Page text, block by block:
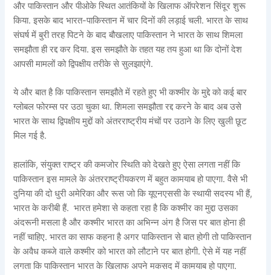
और पाकिस्तान और पीओके स्थित आतंकियों के खिलाफ ऑपरेशन सिंदूर शुरू
किया. इसके बाद भारत-पाकिस्तान में चार दिनों की लड़ाई चली. भारत के साथ
संघर्ष में बुरी तरह पिटने के बाद बौखलाए पाकिस्तान ने भारत के साथ शिमला
समझौता ही रद्द कर दिया. इस समझौते के तहत यह तय हुआ था कि दोनों देश
आपसी मामलों को द्विपक्षीय तरीके से सुलझाएंगे.
ये और बात है कि पाकिस्तान समझौते में रहते हुए भी कश्मीर के मुद्दे को कई बार
ग्लोबल फोरम्स पर उठा चुका था. शिमला समझौता रद्द करने के बाद अब उसे
भारत के साथ द्विपक्षीय मुद्दों को अंतरराष्ट्रीय मंचों पर उठाने के लिए खुली छूट
मिल गई है.
हालांकि, संयुक्त राष्ट्र की कमजोर स्थिति को देखते हुए ऐसा लगता नहीं कि
पाकिस्तान इस मामले के अंतरराष्ट्रीयकरण में बहुत कामयाब हो पाएगा. वैसे भी
दुनिया की दो धुरी अमेरिका और रूस जो कि यूएनएससी के स्थायी सदस्य भी हैं,
भारत के करीबी हैं. भारत हमेशा से कहता रहा है कि कश्मीर का मुद्दा उसका
अंदरूनी मसला है और कश्मीर भारत का अभिन्न अंग है जिस पर बात होना ही
नहीं चाहिए. भारत का साफ कहना है अगर पाकिस्तान से बात होगी तो पाकिस्तान
के अवैध कब्जे वाले कश्मीर को भारत को लौटाने पर बात होगी. ऐसे में यह नहीं
लगता कि पाकिस्तान भारत के खिलाफ अपने मकसद में कामयाब हो पाएगा.